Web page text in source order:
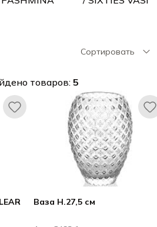
Сортировать
товаров: 5
Ваза H.27,5 см